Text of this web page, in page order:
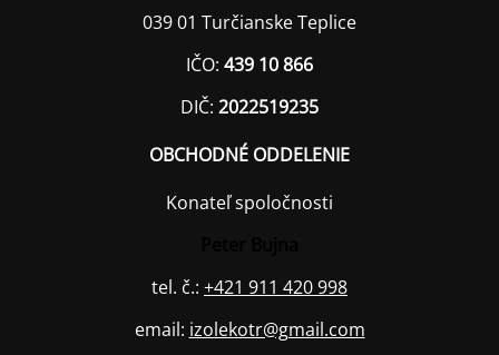
039 01 Turčianske Teplice
IČO: 439 10 866
DIČ: 2022519235
OBCHODNÉ ODDELENIE
Konateľ spoločnosti
tel. č.: +421 911 420 998
email: izolekotr@gmail.com